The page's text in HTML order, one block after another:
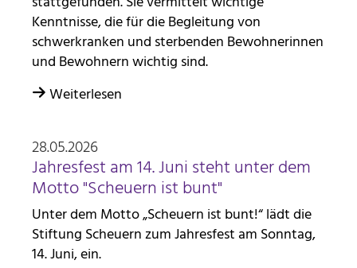
Kenntnisse, die für die Begleitung von
schwerkranken und sterbenden Bewohnerinnen
und Bewohnern wichtig sind.
Weiterlesen
28.05.2026
Jahresfest am 14. Juni steht unter dem
Motto "Scheuern ist bunt"
Unter dem Motto „Scheuern ist bunt!“ lädt die
Stiftung Scheuern zum Jahresfest am Sonntag,
14. Juni, ein.